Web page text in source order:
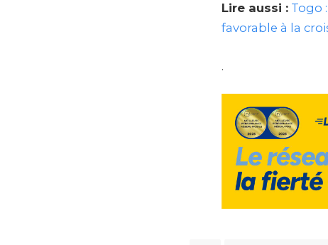
Lire aussi : Togo
favorable à la
.